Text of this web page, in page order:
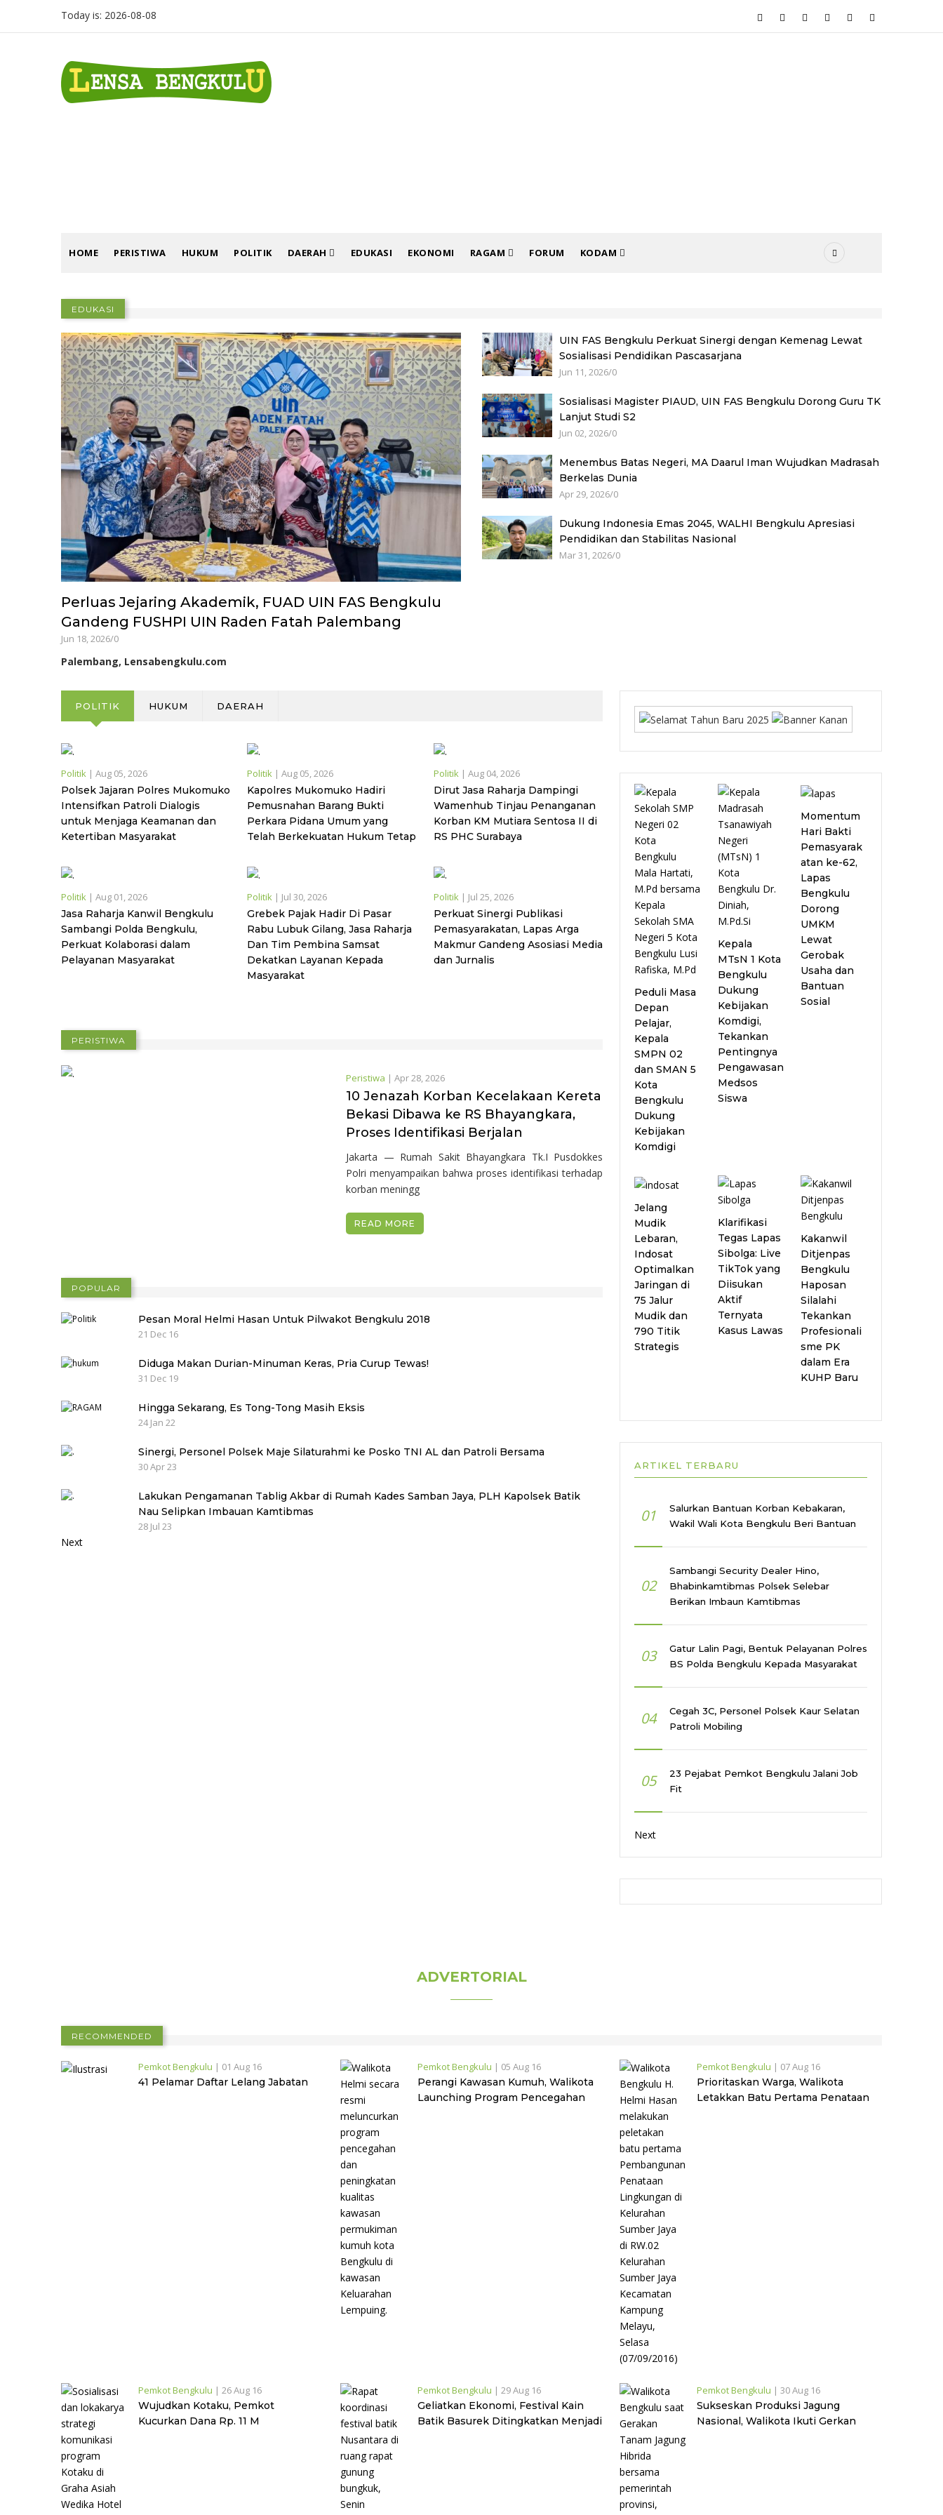
Today is: 2026-08-08
EKONOMI
HOME PERISTIWA HUKUM POLITIK DAERAH EDUKASI EKONOMI RAGAM FORUM KODAM
EDUKASI
Perluas Jejaring Akademik, FUAD UIN FAS Bengkulu
Gandeng FUSHPI UIN Raden Fatah Palembang
Jun 18, 2026/0
Palembang, Lensabengkulu.com
UIN FAS Bengkulu Perkuat Sinergi dengan Kemenag Lewat
Sosialisasi Pendidikan Pascasarjana
Jun 11, 2026/0
Sosialisasi Magister PIAUD, UIN FAS Bengkulu Dorong Guru TK
Lanjut Studi S2
Jun 02, 2026/0
Menembus Batas Negeri, MA Daarul Iman Wujudkan Madrasah
Berkelas Dunia
Apr 29, 2026/0
Dukung Indonesia Emas 2045, WALHI Bengkulu Apresiasi
Pendidikan dan Stabilitas Nasional
Mar 31, 2026/0
POLITIK HUKUM DAERAH
Politik | Aug 05, 2026
Polsek Jajaran Polres Mukomuko
Intensifkan Patroli Dialogis
untuk Menjaga Keamanan dan
Ketertiban Masyarakat
Politik |Aug 05, 2026
Kapolres Mukomuko Hadiri
Pemusnahan Barang Bukti
Perkara Pidana Umum yang
Telah Berkekuatan Hukum Tetap
Politik| Aug 04, 2026
Dirut Jasa Raharja Dampingi
Wamenhub Tinjau Penanganan
Korban KM Mutiara Sentosa II di
RS PHC Surabaya
Politik | Aug 01, 2026
Jasa Raharja Kanwil Bengkulu
Sambangi Polda Bengkulu,
Perkuat Kolaborasi dalam
Pelayanan Masyarakat
Politik | Jul 30, 2026
Grebek Pajak Hadir Di Pasar
Rabu Lubuk Gilang, Jasa Raharja
Dan Tim Pembina Samsat
Dekatkan Layanan Kepada
Masyarakat
Politik| Jul 25, 2026
Perkuat Sinergi Publikasi
Pemasyarakatan, Lapas Arga
Makmur Gandeng Asosiasi Media
dan Jurnalis
PERISTIWA
Peristiwa | Apr 28, 2026
10 Jenazah Korban Kecelakaan Kereta
Bekasi Dibawa ke RS Bhayangkara,
Proses Identifikasi Berjalan
Jakarta — Rumah Sakit Bhayangkara Tk.I Pusdokkes
Polri menyampaikan bahwa proses identifikasi terhadap
korban meningg
READ MORE
POPULAR
Pesan Moral Helmi Hasan Untuk Pilwakot Bengkulu 2018
21 Dec 16
Diduga Makan Durian-Minuman Keras, Pria Curup Tewas!
31 Dec 19
Hingga Sekarang, Es Tong-Tong Masih Eksis
24 Jan 22
Sinergi, Personel Polsek Maje Silaturahmi ke Posko TNI AL dan Patroli Bersama
30 Apr 23
Lakukan Pengamanan Tablig Akbar di Rumah Kades Samban Jaya, PLH Kapolsek Batik
Nau Selipkan Imbauan Kamtibmas
28 Jul 23
Next
Peduli Masa
Depan
Pelajar,
Kepala
SMPN 02
dan SMAN 5
Kota
Bengkulu
Dukung
Kebijakan
Komdigi
Kepala
MTsN 1 Kota
Bengkulu
Dukung
Kebijakan
Komdigi,
Tekankan
Pentingnya
Pengawasan
Medsos
Siswa
Momentum
Hari Bakti
Pemasyarak
atan ke-62,
Lapas
Bengkulu
Dorong
UMKM
Lewat
Gerobak
Usaha dan
Bantuan
Sosial
Jelang
Mudik
Lebaran,
Indosat
Optimalkan
Jaringan di
75 Jalur
Mudik dan
790 Titik
Strategis
Klarifikasi
Tegas Lapas
Sibolga: Live
TikTok yang
Diisukan
Aktif
Ternyata
Kasus Lawas
Kakanwil
Ditjenpas
Bengkulu
Haposan
Silalahi
Tekankan
Profesionali
sme PK
dalam Era
KUHP Baru
ARTIKEL TERBARU
01
Salurkan Bantuan Korban Kebakaran,
Wakil Wali Kota Bengkulu Beri Bantuan
02
Sambangi Security Dealer Hino,
Bhabinkamtibmas Polsek Selebar
Berikan Imbaun Kamtibmas
03
Gatur Lalin Pagi, Bentuk Pelayanan Polres
BS Polda Bengkulu Kepada Masyarakat
04
Cegah 3C, Personel Polsek Kaur Selatan
Patroli Mobiling
05
23 Pejabat Pemkot Bengkulu Jalani Job
Fit
Next
ADVERTORIAL
RECOMMENDED
Pemkot Bengkulu | 01 Aug 16
41 Pelamar Daftar Lelang Jabatan
Pemkot Bengkulu | 05 Aug 16
Perangi Kawasan Kumuh, Walikota
Launching Program Pencegahan
Pemkot Bengkulu | 07 Aug 16
Prioritaskan Warga, Walikota
Letakkan Batu Pertama Penataan
Pemkot Bengkulu | 26 Aug 16
Wujudkan Kotaku, Pemkot
Kucurkan Dana Rp. 11 M
Pemkot Bengkulu | 29 Aug 16
Geliatkan Ekonomi, Festival Kain
Batik Basurek Ditingkatkan Menjadi
Pemkot Bengkulu | 30 Aug 16
Sukseskan Produksi Jagung
Nasional, Walikota Ikuti Gerkan